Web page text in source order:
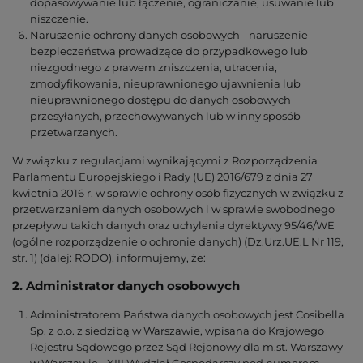
niszczenie.
Naruszenie ochrony danych osobowych - naruszenie
bezpieczeństwa prowadzące do przypadkowego lub
niezgodnego z prawem zniszczenia, utracenia,
zmodyfikowania, nieuprawnionego ujawnienia lub
nieuprawnionego dostępu do danych osobowych
przesyłanych, przechowywanych lub w inny sposób
przetwarzanych.
W związku z regulacjami wynikającymi z Rozporządzenia
Parlamentu Europejskiego i Rady (UE) 2016/679 z dnia 27
kwietnia 2016 r. w sprawie ochrony osób fizycznych w związku z
przetwarzaniem danych osobowych i w sprawie swobodnego
przepływu takich danych oraz uchylenia dyrektywy 95/46/WE
(ogólne rozporządzenie o ochronie danych) (Dz.Urz.UE.L Nr 119,
str. 1) (dalej: RODO), informujemy, że:
2. Administrator danych osobowych
Administratorem Państwa danych osobowych jest Cosibella
Sp. z o.o. z siedzibą w Warszawie, wpisana do Krajowego
Rejestru Sądowego przez Sąd Rejonowy dla m.st. Warszawy